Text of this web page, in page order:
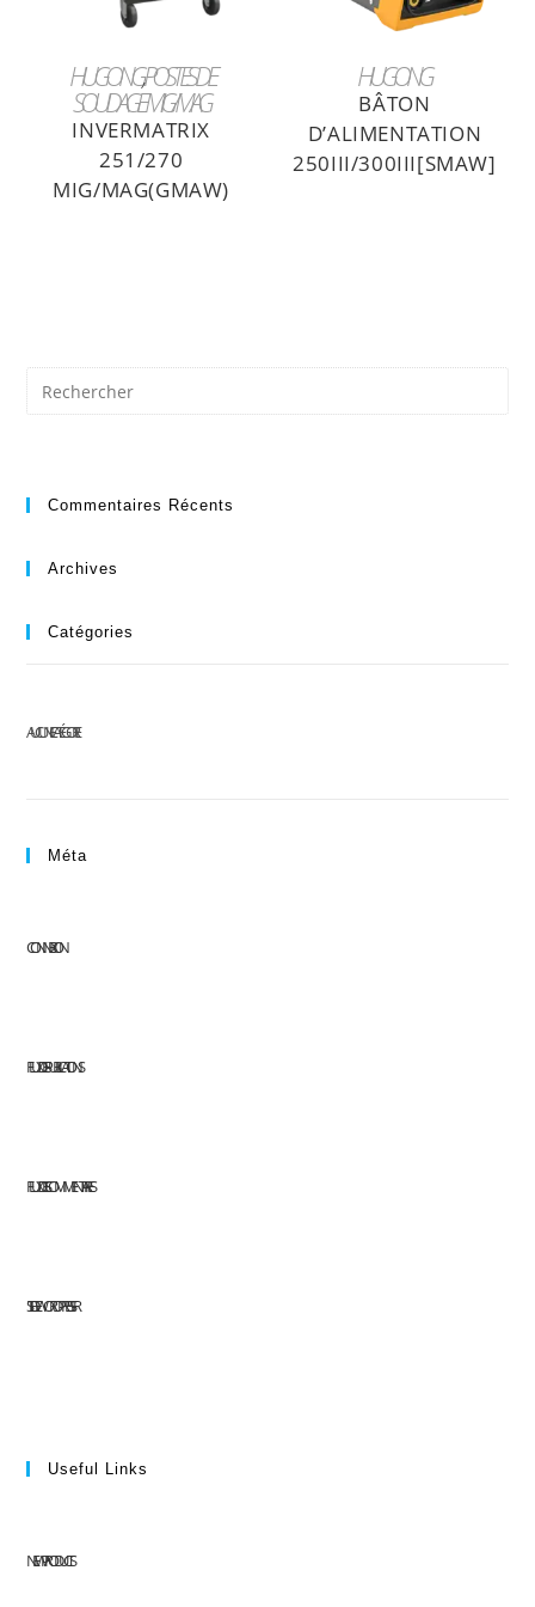
HUGONG,POSTES DE
SOUDAGE MIG/MAG
INVERMATRIX
251/270
MIG/MAG(GMAW)
HUGONG
BÂTON
D’ALIMENTATION
250III/300III[SMAW]
Commentaires Récents
Archives
Catégories
AUCUNE CATÉGORIE
Méta
CONNEXION
FLUX DES PUBLICATIONS
FLUX DES COMMENTAIRES
SITE DE WORDPRESS-FR
Useful Links
NEW PRODUCTS